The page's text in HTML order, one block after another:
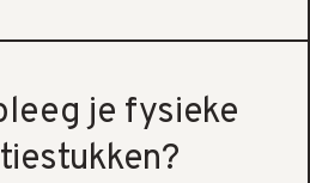
je fysieke